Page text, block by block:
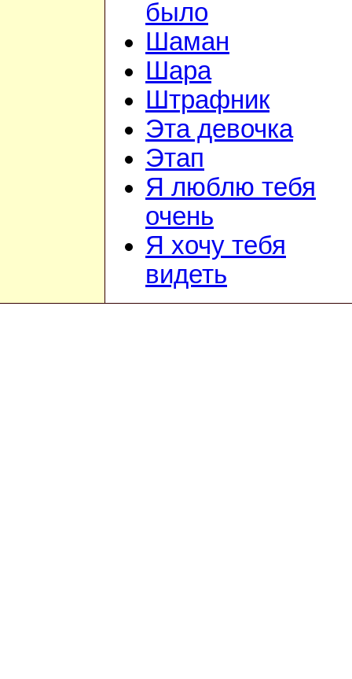
было
Шаман
Шара
Штрафник
Эта девочка
Этап
Я люблю тебя
очень
Я хочу тебя
видеть